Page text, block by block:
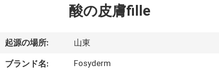
品
酸の皮膚fille
起源の場所: 山東
ブランド名: Fosyderm